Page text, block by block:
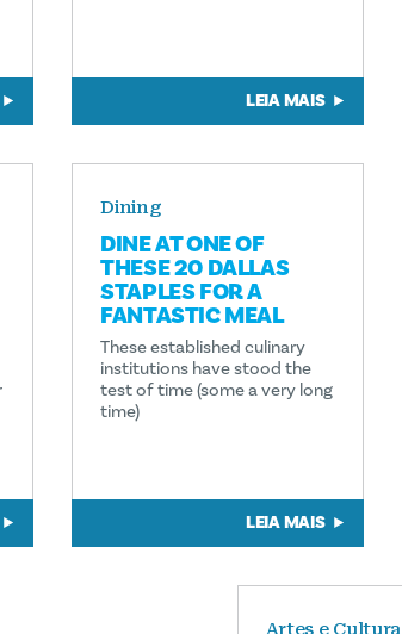
LEIA MAIS
Dining
DINE AT ONE OF
THESE 20 DALLAS
STAPLES FOR A
FANTASTIC MEAL
These established culinary
institutions have stood the
test of time (some a very long
time)
LEIA MAIS
Artes e Cultura